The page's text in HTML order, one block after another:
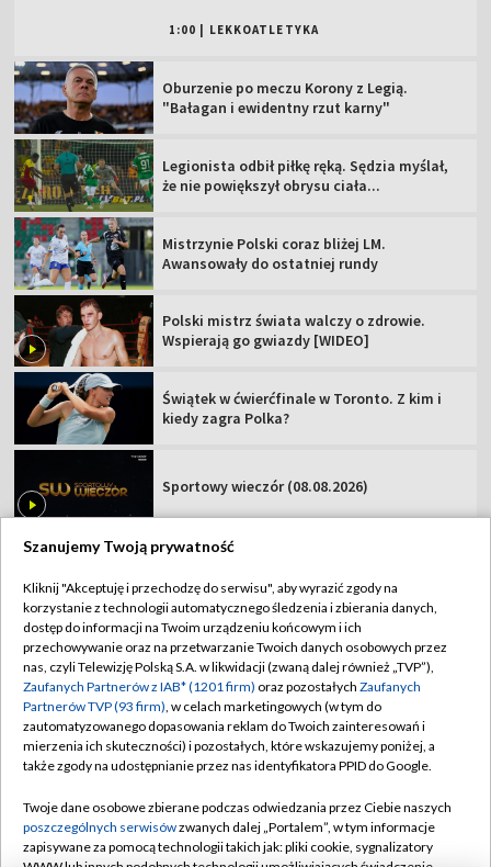
1:00 LEKKOATLETYKA
Oburzenie po meczu Korony z Legią.
"Bałagan i ewidentny rzut karny"
Legionista odbił piłkę ręką. Sędzia myślał,
że nie powiększył obrysu ciała...
Mistrzynie Polski coraz bliżej LM.
Awansowały do ostatniej rundy
Polski mistrz świata walczy o zdrowie.
Wspierają go gwiazdy [WIDEO]
Świątek w ćwierćfinale w Toronto. Z kim i
kiedy zagra Polka?
Sportowy wieczór (08.08.2026)
TVP
Abonament TVP
Sklep TVP
Biuro Reklamy
Oferta Handlowa
Emisja w TVP
Rada Programowa
Regulamin TVP
Polityka prywatności
Moje zgody
Biuro reklamy
Kanały
Szanujemy Twoją prywatność
Kliknij "Akceptuję i przechodzę do serwisu", aby wyrazić zgody na
korzystanie z technologii automatycznego śledzenia i zbierania danych,
dostęp do informacji na Twoim urządzeniu końcowym i ich
przechowywanie oraz na przetwarzanie Twoich danych osobowych przez
nas, czyli Telewizję Polską S.A. w likwidacji (zwaną dalej również „TVP”),
Zaufanych Partnerów z IAB* (1201 firm) oraz pozostałych Zaufanych
Partnerów TVP (93 firm), w celach marketingowych (w tym do
zautomatyzowanego dopasowania reklam do Twoich zainteresowań i
mierzenia ich skuteczności) i pozostałych, które wskazujemy poniżej, a
także zgody na udostępnianie przez nas identyfikatora PPID do Google.
Twoje dane osobowe zbierane podczas odwiedzania przez Ciebie naszych
poszczególnych serwisówzwanych dalej „Portalem”, w tym informacje
zapisywane za pomocą technologii takich jak: pliki cookie, sygnalizatory